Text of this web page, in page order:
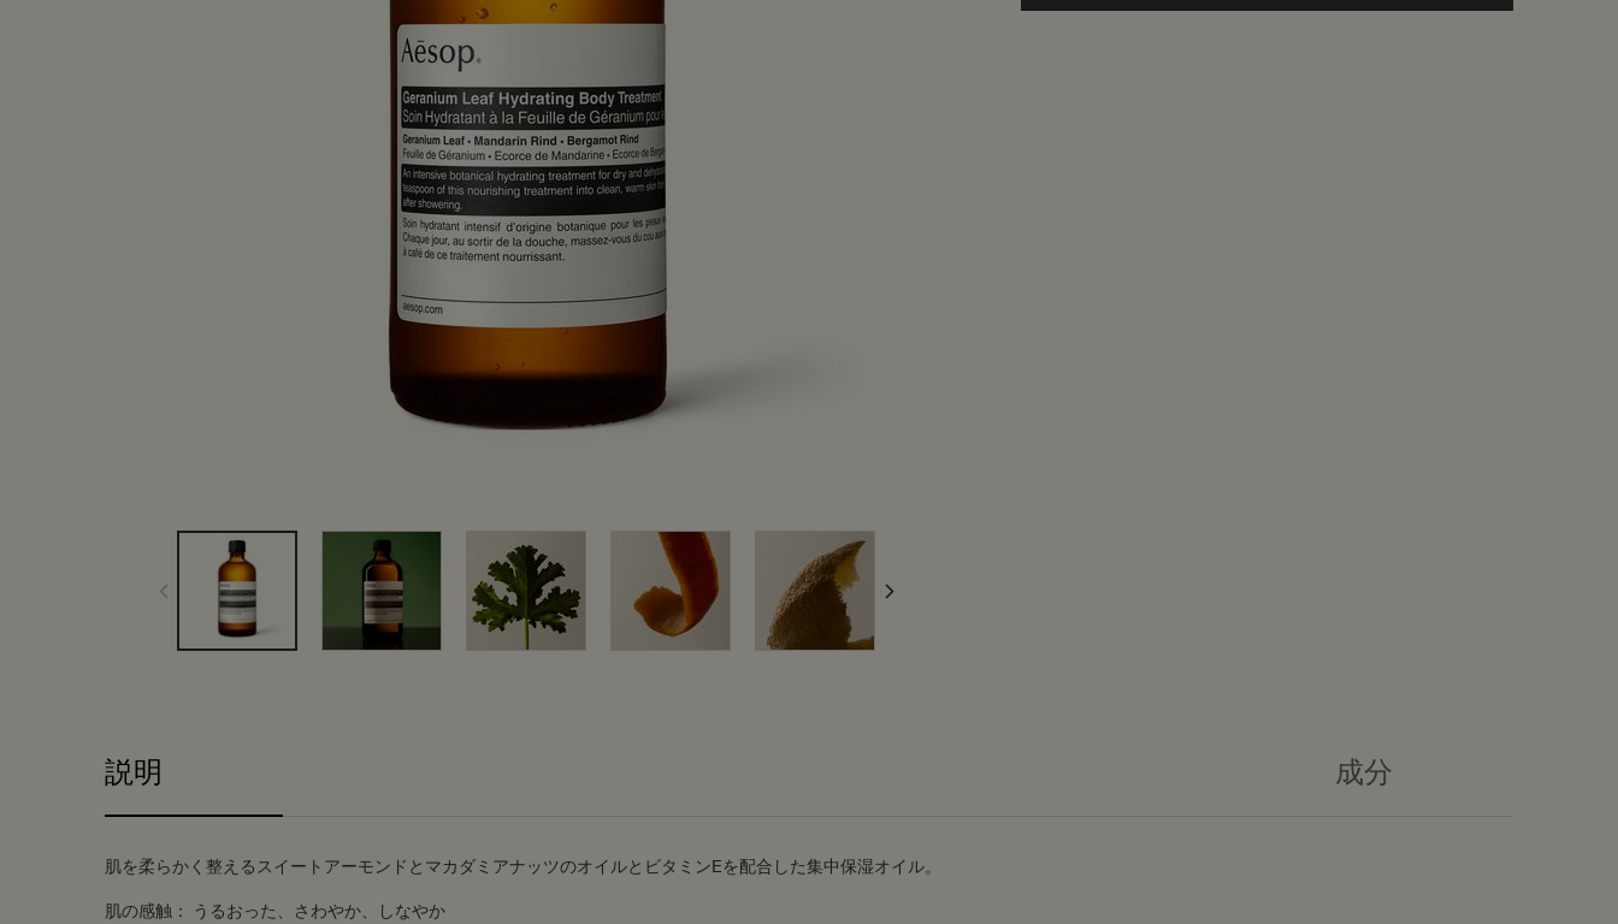
説明 成分
肌を柔らかく整えるスイートアーモンドとマカダミアナッツのオイルとビタミンEを配合した集中保湿オイル。
肌の感触：
うるおった、さわやか、しなやか